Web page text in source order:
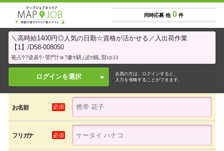
同時応募 他 0 件
＼高時給1400円◎人気の日勤☆資格が活かせる／入出荷作業
【1】/D58-008050
菴占ｳ?逵碁ｳ･譬門ｸゅ?豢ｾ驕｣遉ｾ蜩｡豎ゆｺｺ
ログインを選択
会員の方は、ログインすると、
入力を省略することができます。
お名前 必須
フリガナ 必須